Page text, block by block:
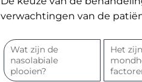
verwachtingen van de
Wat zijn de
nasolabiale
plooien?
Het